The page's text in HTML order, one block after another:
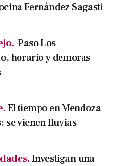
Fernández Sagasti
Paso Los
horario y demoras
El tiempo en Mendoza
se vienen lluvias
Investigan una